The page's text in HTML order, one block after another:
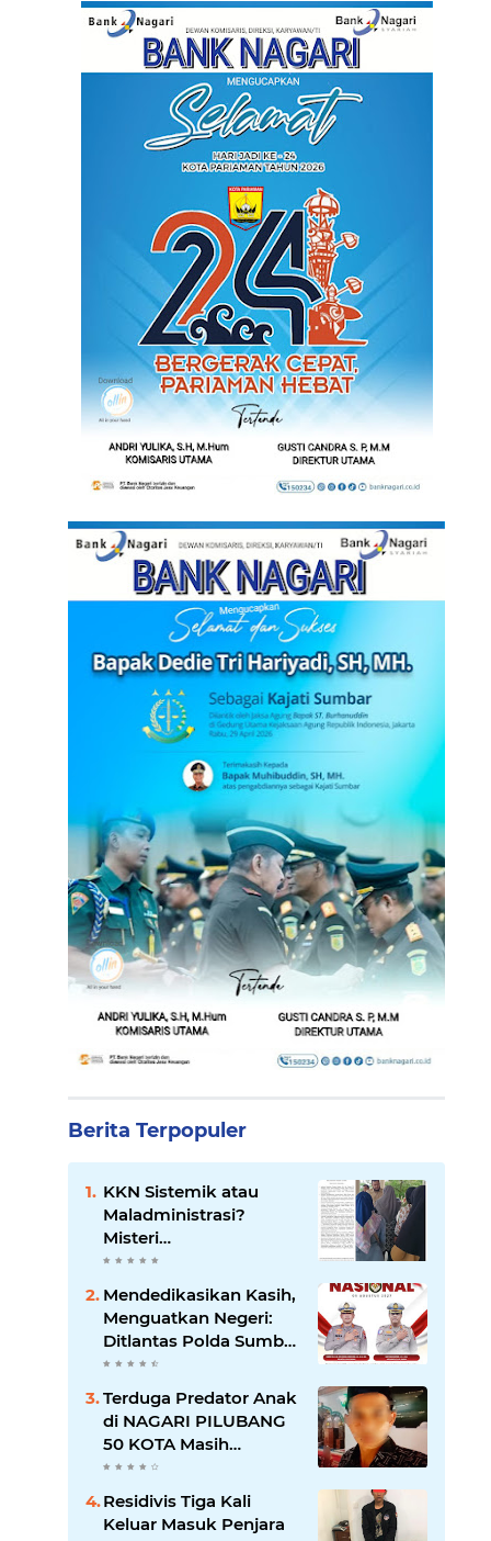
Berita Terpopuler
KKN Sistemik atau
Maladministrasi?
Misteri
"Dikorbankannya" SDN
Transparansi Pemkot
Padang
Mendedikasikan Kasih,
Menguatkan Negeri:
Ditlantas Polda Sumbar
Apresiasi Peran
sebagai Pilar
Pengabdian
Terduga Predator Anak
di NAGARI PILUBANG
50 KOTA Masih
Berkeliaran
Residivis Tiga Kali
Keluar Masuk Penjara